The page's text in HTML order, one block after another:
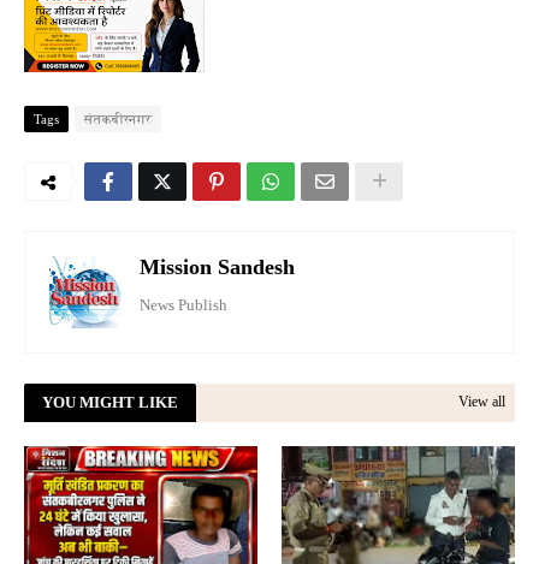
Tags संतकबीरनगर
Mission Sandesh
News Publish
YOU MIGHT LIKE View all